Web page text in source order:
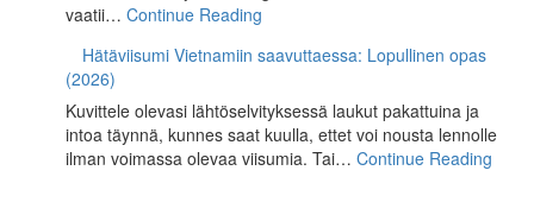
vaatii… Continue Reading
Hätäviisumi Vietnamiin saavuttaessa: Lopullinen opas
(2026)
Kuvittele olevasi lähtöselvityksessä laukut pakattuina ja
intoa täynnä, kunnes saat kuulla, ettet voi nousta lennolle
ilman voimassa olevaa viisumia. Tai… Continue Reading